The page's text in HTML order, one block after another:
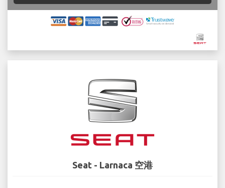
Seat - Larnaca 空港